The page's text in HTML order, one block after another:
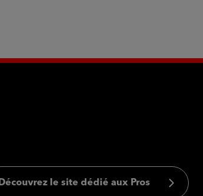
Découvrez le site dédié aux Pros